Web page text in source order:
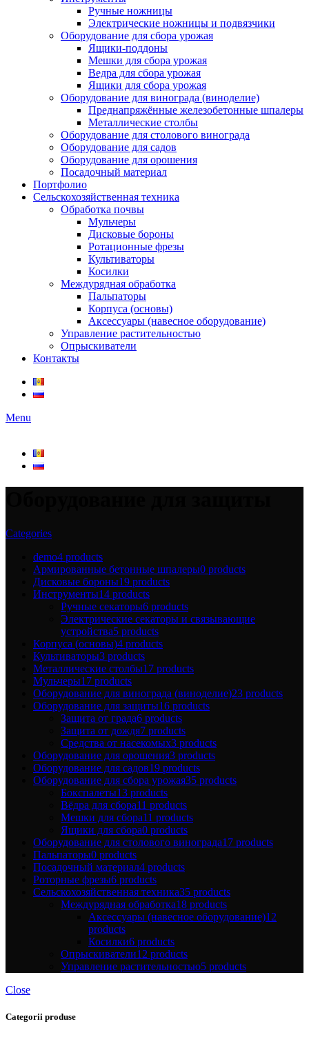
Ручные ножницы
Электрические ножницы и подвязчики
Оборудование для сбора урожая
Ящики-поддоны
Мешки для сбора урожая
Ведра для сбора урожая
Ящики для сбора урожая
Оборудование для винограда (виноделие)
Преднапряжённые железобетонные шпалеры
Металлические столбы
Оборудование для столового винограда
Оборудование для садов
Оборудование для орошения
Посадочный материал
Портфолио
Сельскохозяйственная техника
Обработка почвы
Мульчеры
Дисковые бороны
Ротационные фрезы
Культиваторы
Косилки
Междурядная обработка
Пальпаторы
Корпуса (основы)
Аксессуары (навесное оборудование)
Управление растительностью
Опрыскиватели
Контакты
Menu
Categories
demo4 products
Армированные бетонные шпалеры0 products
Дисковые бороны19 products
Инструменты14 products
Ручные секаторы6 products
Электрические секаторы и связывающие
устройства5 products
Корпуса (основы)4 products
Культиваторы3 products
Металлические столбы17 products
Мульчеры17 products
Оборудование для винограда (виноделие)23 products
Оборудование для защиты16 products
Защита от града6 products
Защита от дождя7 products
Средства от насекомых3 products
Оборудование для орошения3 products
Оборудование для садов19 products
Оборудование для сбора урожая35 products
Бокспалеты13 products
Вёдра для сбора11 products
Мешки для сбора11 products
Ящики для сбора0 products
Оборудование для столового винограда17 products
Пальпаторы0 products
Посадочный материал4 products
Роторные фрезы6 products
Сельскохозяйственная техника35 products
Междурядная обработка18 products
Аксессуары (навесное оборудование)12
products
Косилки6 products
Опрыскиватели12 products
Управление растительностью5 products
Close
Categorii produse